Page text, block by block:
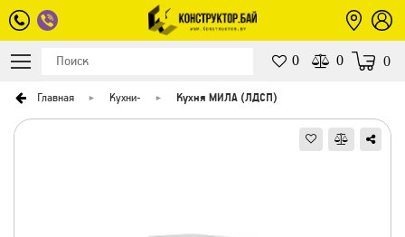
0 0 0
Главная Кухни- Кухня МИЛА (ЛДСП)